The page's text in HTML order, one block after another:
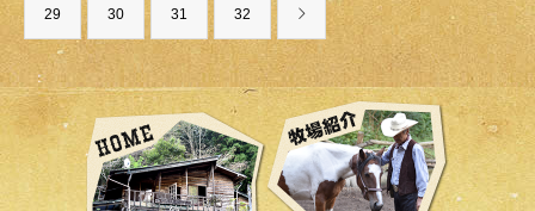
29 30 31 32